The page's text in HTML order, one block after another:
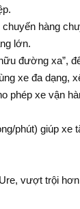
hàng
lớn.
đường xa”,
xe đa dạng,
phép xe vận
phút) giúp
vượt trội